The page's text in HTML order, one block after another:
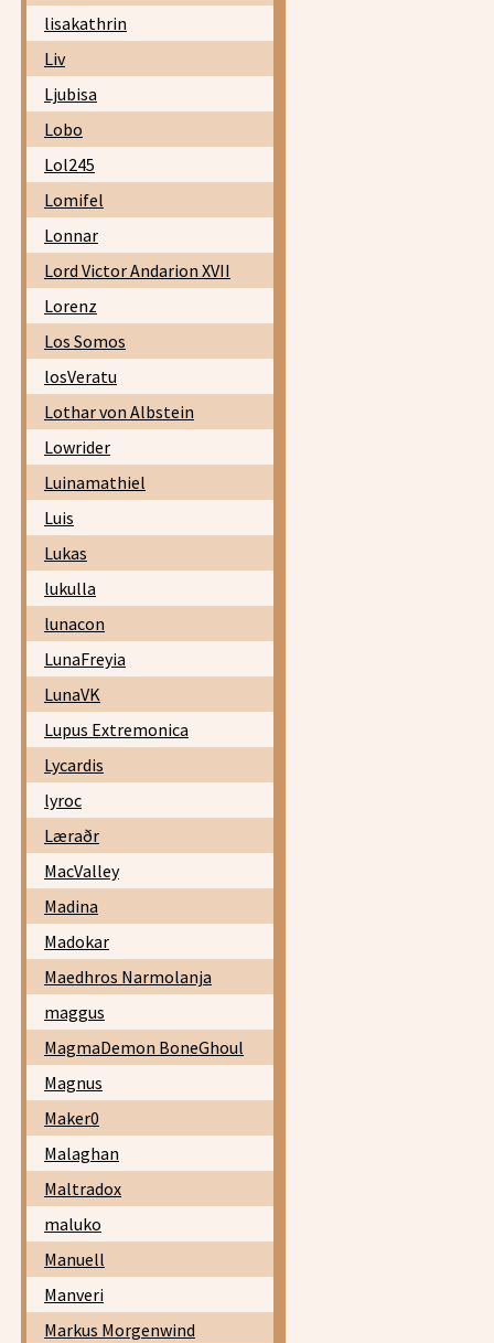
lisakathrin
Liv
Ljubisa
Lobo
Lol245
Lomifel
Lonnar
Lord Victor Andarion XVII
Lorenz
Los Somos
losVeratu
Lothar von Albstein
Lowrider
Luinamathiel
Luis
Lukas
lukulla
lunacon
LunaFreyia
LunaVK
Lupus Extremonica
Lycardis
lyroc
Læraðr
MacValley
Madina
Madokar
Maedhros Narmolanja
maggus
MagmaDemon BoneGhoul
Magnus
Maker0
Malaghan
Maltradox
maluko
Manuell
Manveri
Markus Morgenwind